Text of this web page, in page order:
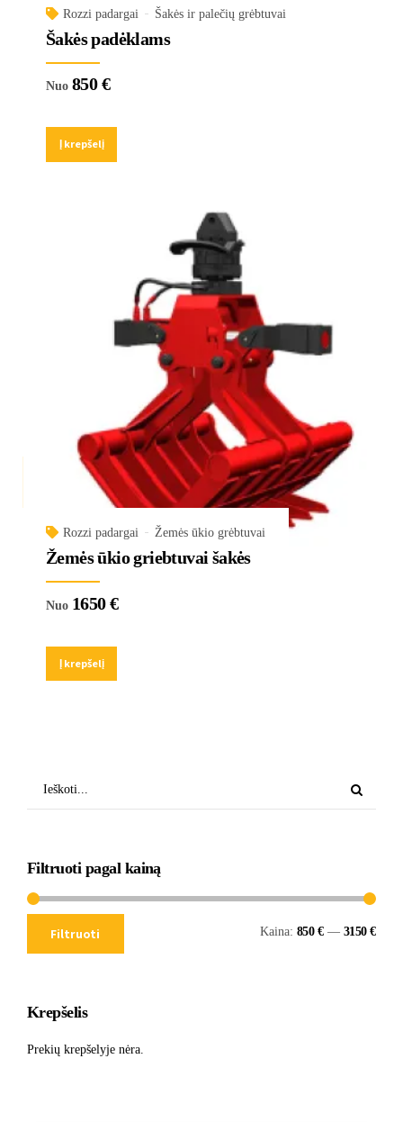
Rozzi padargai Šakės ir palečių grėbtuvai
Šakės padėklams
Nuo 850€
Į krepšelį
Rozzi padargai Žemės ūkio grėbtuvai
Žemės ūkio griebtuvai šakės
Nuo 1650€
Į krepšelį
Filtruoti pagal kainą
Filtruoti Kaina: 850 €— 3150 €
Krepšelis
Prekių krepšelyje nėra.